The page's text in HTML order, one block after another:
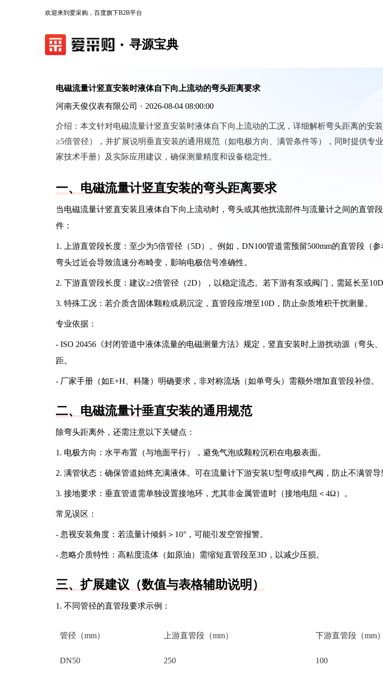
欢迎来到爱采购，百度旗下B2B平台
寻源宝典
电磁流量计竖直安装时液体自下向上流动的弯头距离要求
河南天俊仪表有限公司 · 2026-08-04 08:00:00
介绍： 本文针对电磁流量计竖直安装时液体自下向上流动的工况，详细解析弯头距离的安
≥5倍管径），并扩展说明垂直安装的通用规范（如电极方向、满管条件等），同时提供专
家技术手册）及实际应用建议，确保测量精度和设备稳定性。
一、电磁流量计竖直安装的弯头距离要求
当电磁流量计竖直安装且液体自下向上流动时，弯头或其他扰流部件与流量计之间的直管
件：
1. 上游直管段长度：至少为5倍管径（5D）。例如，DN100管道需预留500mm的直管段（参
弯头过近会导致流速分布畸变，影响电极信号准确性。
2. 下游直管段长度：建议≥2倍管径（2D），以稳定流态。若下游有泵或阀门，需延长至10D
3. 特殊工况：若介质含固体颗粒或易沉淀，直管段应增至10D，防止杂质堆积干扰测量。
专业依据：
- ISO 20456《封闭管道中液体流量的电磁测量方法》规定，竖直安装时上游扰动源（弯头
距。
- 厂家手册（如E+H、科隆）明确要求，非对称流场（如单弯头）需额外增加直管段补偿。
二、电磁流量计垂直安装的通用规范
除弯头距离外，还需注意以下关键点：
1. 电极方向：水平布置（与地面平行），避免气泡或颗粒沉积在电极表面。
2. 满管状态：确保管道始终充满液体。可在流量计下游安装U型弯或排气阀，防止不满管导
3. 接地要求：垂直管道需单独设置接地环，尤其非金属管道时（接地电阻＜4Ω）。
常见误区：
- 忽视安装角度：若流量计倾斜＞10°，可能引发空管报警。
- 忽略介质特性：高粘度流体（如原油）需缩短直管段至3D，以减少压损。
三、扩展建议（数值与表格辅助说明）
1. 不同管径的直管段要求示例：
管径（mm） 上游直管段（mm） 下游直管段（mm）
DN50 250 100